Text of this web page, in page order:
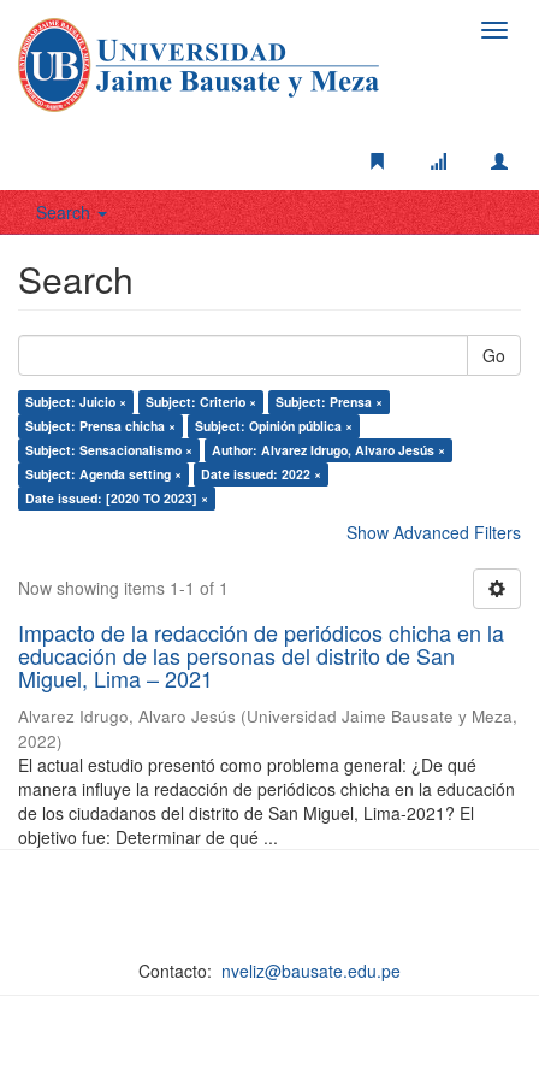
Search
Search
Go
Subject: Juicio × Subject: Criterio ×
Subject: Prensa ×
Subject: Prensa chicha ×
Subject: Opinión pública ×
Subject: Sensacionalismo ×
Author: Alvarez Idrugo, Alvaro Jesús ×
Subject: Agenda setting ×
Date issued: 2022 ×
Date issued: [2020 TO 2023] ×
Show Advanced Filters
Now showing items 1-1 of 1
Impacto de la redacción de periódicos chicha en la
educación de las personas del distrito de San
Miguel, Lima – 2021
Alvarez Idrugo, Alvaro Jesús (Universidad Jaime Bausate y Meza,
2022)
El actual estudio presentó como problema general: ¿De qué
manera influye la redacción de periódicos chicha en la educación
de los ciudadanos del distrito de San Miguel, Lima-2021? El
objetivo fue: Determinar de qué ...
Contacto: nveliz@bausate.edu.pe